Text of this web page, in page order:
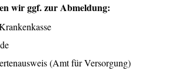
wir ggf. zur Abmeldung:
(Amt für Versorgung)